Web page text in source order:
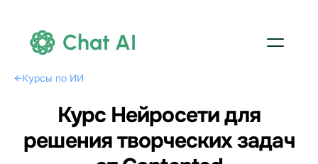
Chat AI
←Курсы по ИИ
Курс Нейросети для
решения творческих задач